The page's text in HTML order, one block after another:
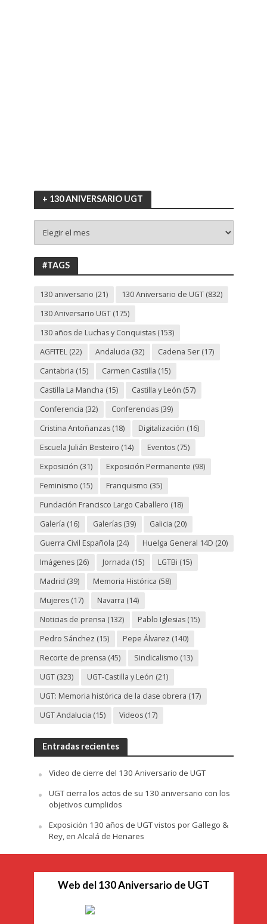
+ 130 ANIVERSARIO UGT
130
ANIVERSARIO
UGT
#TAGS
130 aniversario (21) 130 Aniversario de UGT(832)
130 Aniversario UGT(175)
130 años de Luchas y Conquistas(153)
AGFITEL(22) Andalucia (32) Cadena Ser(17)
Cantabria (15) Carmen Castilla (15)
Castilla La Mancha (15) Castilla y León (57)
Conferencia (32) Conferencias(39)
Cristina Antoñanzas(18) Digitalización (16)
Escuela Julián Besteiro (14) Eventos(75)
Exposición (31) Exposición Permanente (98)
Feminismo (15) Franquismo (35)
Fundación Francisco Largo Caballero (18)
Galería (16) Galerías(39) Galicia (20)
Guerra Civil Española (24) Huelga General 14D (20)
Imágenes(26) Jornada (15) LGTBi (15)
Madrid (39) Memoria Histórica (58)
Mujeres(17) Navarra (14)
Noticias de prensa (132) Pablo Iglesias(15)
Pedro Sánchez (15) Pepe Álvarez (140)
Recorte de prensa (45) Sindicalismo (13)
UGT(323) UGT-Castilla y León (21)
UGT: Memoria histórica de la clase obrera (17)
UGT Andalucia (15) Videos(17)
Entradas recientes
Video de cierre del 130 Aniversario de UGT
UGT cierra los actos de su 130 aniversario con los
objetivos cumplidos
Exposición 130 años de UGT vistos por Gallego &
Rey, en Alcalá de Henares
Web del 130 Aniversario de UGT